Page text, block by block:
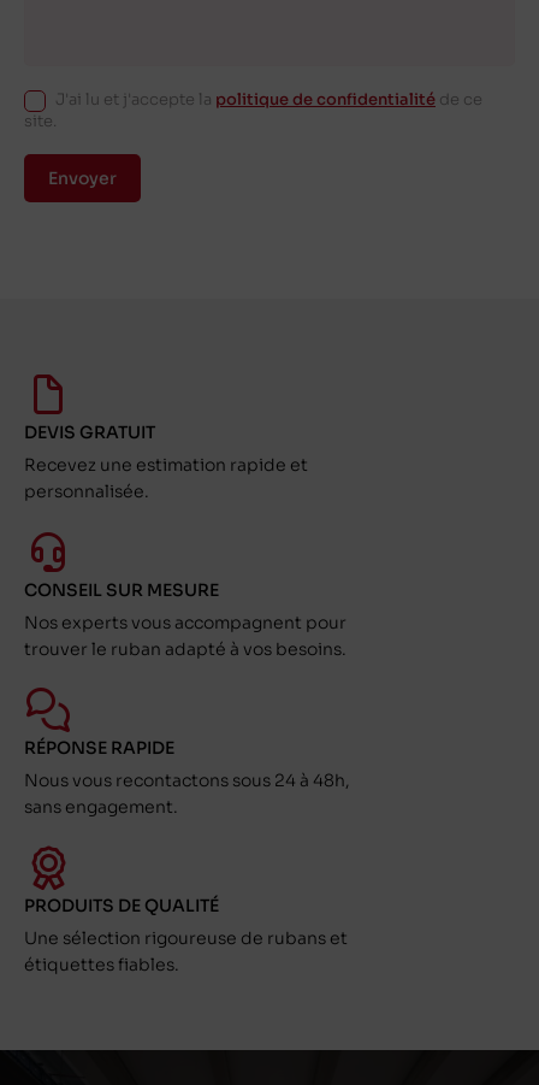
J'ai lu et j'accepte la politique de confidentialité de ce
site.
Envoyer
DEVIS GRATUIT
Recevez une estimation rapide et
personnalisée.
CONSEIL SUR MESURE
Nos experts vous accompagnent pour
trouver le ruban adapté à vos besoins.
RÉPONSE RAPIDE
Nous vous recontactons sous 24 à 48h,
sans engagement.
PRODUITS DE QUALITÉ
Une sélection rigoureuse de rubans et
étiquettes fiables.